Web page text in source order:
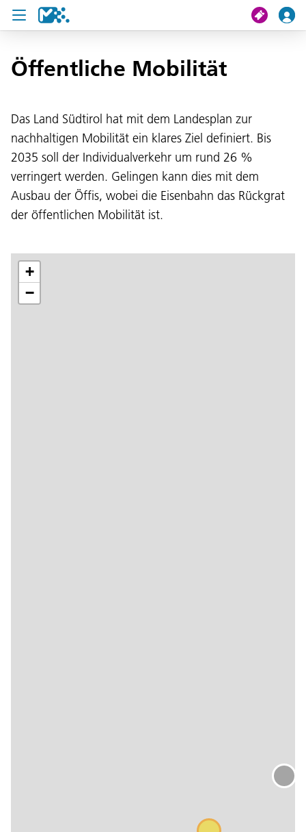
Suche
Meine Fahrt
Tickets
U19 Pass
News
Service und Kontakt
Öffentliche Mobilität
Das Land Südtirol hat mit dem Landesplan zur
nachhaltigen Mobilität ein klares Ziel definiert. Bis
2035 soll der Individualverkehr um rund 26 %
verringert werden. Gelingen kann dies mit dem
Ausbau der Öffis, wobei die Eisenbahn das Rückgrat
der öffentlichen Mobilität ist.
+
−